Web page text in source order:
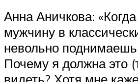
Анна Аничкова:
мужчину в
невольно
Почему я должна это
видеть? Хотя мне